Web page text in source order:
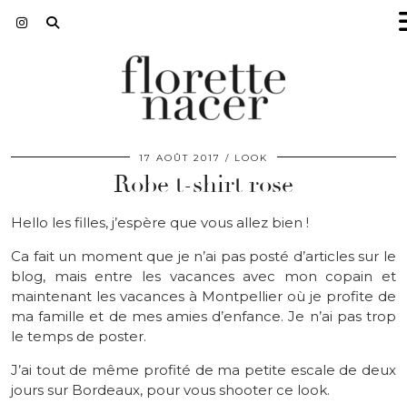
17 AOÛT 2017 LOOK
Robe t-shirt rose
Hello les filles, j’espère que vous allez bien !
Ca fait un moment que je n’ai pas posté d’articles sur le
blog, mais entre les vacances avec mon copain et
maintenant les vacances à Montpellier où je profite de
ma famille et de mes amies d’enfance. Je n’ai pas trop
le temps de poster.
J’ai tout de même profité de ma petite escale de deux
jours sur Bordeaux, pour vous shooter ce look.